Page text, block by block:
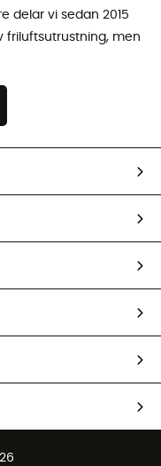
delar vi sedan 2015
friluftsutrustning, men